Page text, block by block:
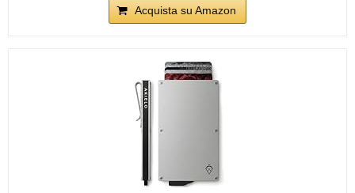
Acquista su Amazon